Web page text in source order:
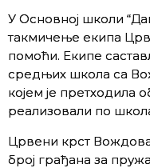
У Основној школи
такмичење екипа
помоћи. Екипе
средњих школа са
којем је претходила
реализовали по
Црвени крст
број грађана за